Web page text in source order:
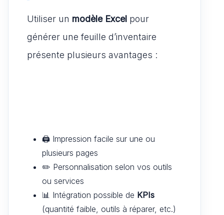
Utiliser un modèle Excel pour
générer une feuille d’inventaire
présente plusieurs avantages :
🖨️ Impression facile sur une ou
plusieurs pages
✏️ Personnalisation selon vos outils
ou services
📊 Intégration possible de KPIs
(quantité faible, outils à réparer, etc.)